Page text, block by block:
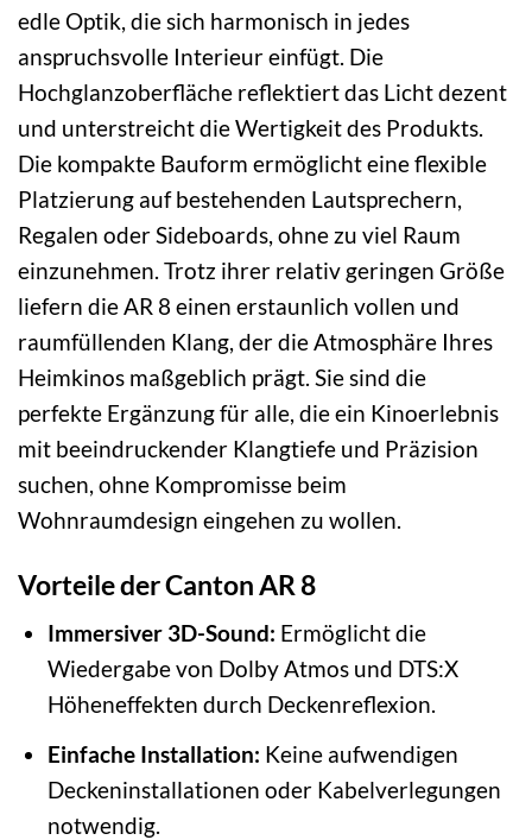
edle Optik, die sich harmonisch in jedes
anspruchsvolle Interieur einfügt. Die
Hochglanzoberfläche reflektiert das Licht dezent
und unterstreicht die Wertigkeit des Produkts.
Die kompakte Bauform ermöglicht eine flexible
Platzierung auf bestehenden Lautsprechern,
Regalen oder Sideboards, ohne zu viel Raum
einzunehmen. Trotz ihrer relativ geringen Größe
liefern die AR 8 einen erstaunlich vollen und
raumfüllenden Klang, der die Atmosphäre Ihres
Heimkinos maßgeblich prägt. Sie sind die
perfekte Ergänzung für alle, die ein Kinoerlebnis
mit beeindruckender Klangtiefe und Präzision
suchen, ohne Kompromisse beim
Wohnraumdesign eingehen zu wollen.
Vorteile der Canton AR 8
Immersiver 3D-Sound: Ermöglicht die
Wiedergabe von Dolby Atmos und DTS:X
Höheneffekten durch Deckenreflexion.
Einfache Installation: Keine aufwendigen
Deckeninstallationen oder Kabelverlegungen
notwendig.